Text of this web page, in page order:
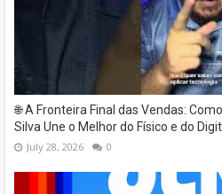
🌐 A Fronteira Final das Vendas:
Silva Une o Melhor do Físico e do
July 28, 2026 0